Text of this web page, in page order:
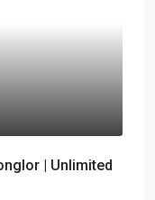
| Unlimited